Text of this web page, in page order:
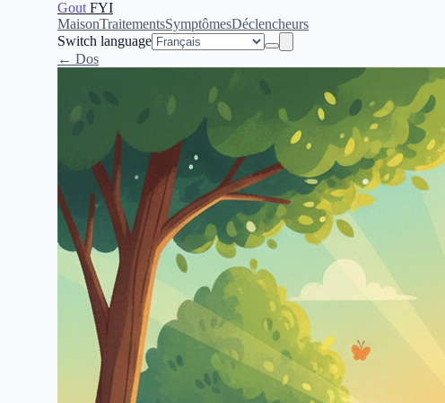
Gout FYI
MaisonTraitementsSymptômesDéclencheurs
Switch language
← Dos